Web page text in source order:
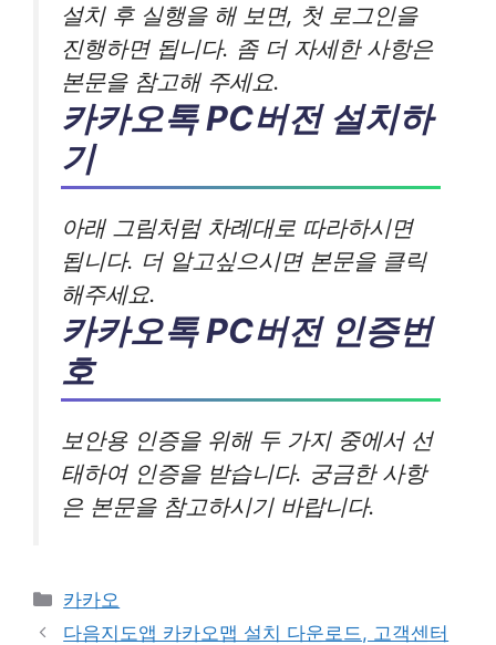
설치 후 실행을 해 보면, 첫 로그인을
진행하면 됩니다. 좀 더 자세한 사항은
본문을 참고해 주세요.
카카오톡 PC버전 설치하
기
아래 그림처럼 차례대로 따라하시면
됩니다. 더 알고싶으시면 본문을 클릭
해주세요.
카카오톡 PC버전 인증번
호
보안용 인증을 위해 두 가지 중에서 선
태하여 인증을 받습니다. 궁금한 사항
은 본문을 참고하시기 바랍니다.
카
테
카카오
다음지도앱 카카오맵 설치 다운로드, 고객센터